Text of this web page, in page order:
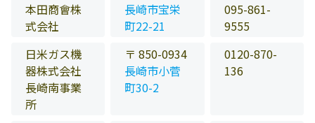
本田商會株
式会社
長崎市宝栄
町22-21
095-861-
9555
日米ガス機
器株式会社
長崎南事業
所
〒 850-0934
長崎市小菅
町30-2
0120-870-
136